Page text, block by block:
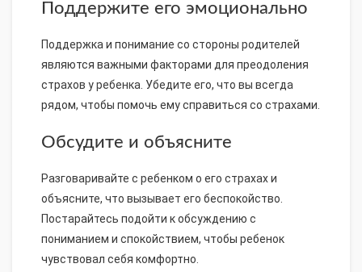
Поддержите его эмоционально
Поддержка и понимание со стороны родителей
являются важными факторами для преодоления
страхов у ребенка. Убедите его, что вы всегда
рядом, чтобы помочь ему справиться со страхами.
Обсудите и объясните
Разговаривайте с ребенком о его страхах и
объясните, что вызывает его беспокойство.
Постарайтесь подойти к обсуждению с
пониманием и спокойствием, чтобы ребенок
чувствовал себя комфортно.